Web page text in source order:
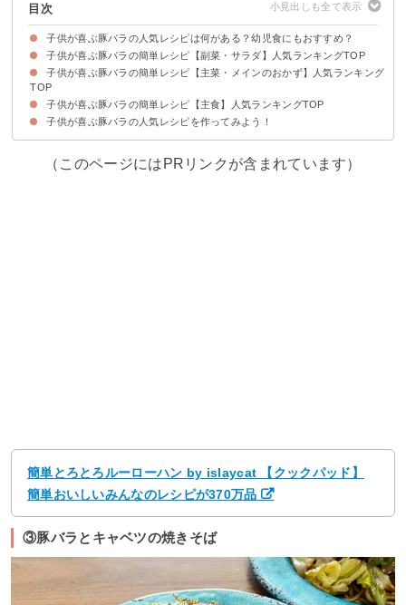
目次
子供が喜ぶ豚バラの人気レシピは何がある？幼児食にもおすすめ？
子供が喜ぶ豚バラの簡単レシピ【副菜・サラダ】人気ランキングTOP
①豚バラの厚揚げ巻き
②豚バラとアスパラの胡麻ドレ炒め
③豚バラ大根
④保育園のお弁当にもおすすめの豚バラ巻き
⑤ちくわとチーズの豚バラ巻き
⑥トマトジュースで作るポークビーンズ
⑦豚バラチーズ春巻き
子供が喜ぶ豚バラの簡単レシピ【主菜・メインのおかず】人気ランキング
TOP
①薄切り肉で作る肉じゃが
②豚の角煮
③ミルフィーユトンカツ
④トマトと豚バラ肉のしょうが焼き
⑤ロール白菜
⑥アレンジしやすい豚バラと白菜の重ね蒸し
⑦豚バラチャーシュー
⑧豚バラ味噌炒め
⑨れんこんと豚バラ肉のフライ
子供が喜ぶ豚バラの簡単レシピ【主食】人気ランキングTOP
①豚肉とミックスベジタブルのショートパスタ
②ルーローハン
③豚バラとキャベツの焼きそば
④トンテキ豚バラ丼
⑤子供用カレー
⑥豚バラそうめん
子供が喜ぶ豚バラの人気レシピを作ってみよう！
（このページにはPRリンクが含まれています）
簡単とろとろルーローハン by islaycat 【クックパッド】
簡単おいしいみんなのレシピが370万品
③豚バラとキャベツの焼きそば